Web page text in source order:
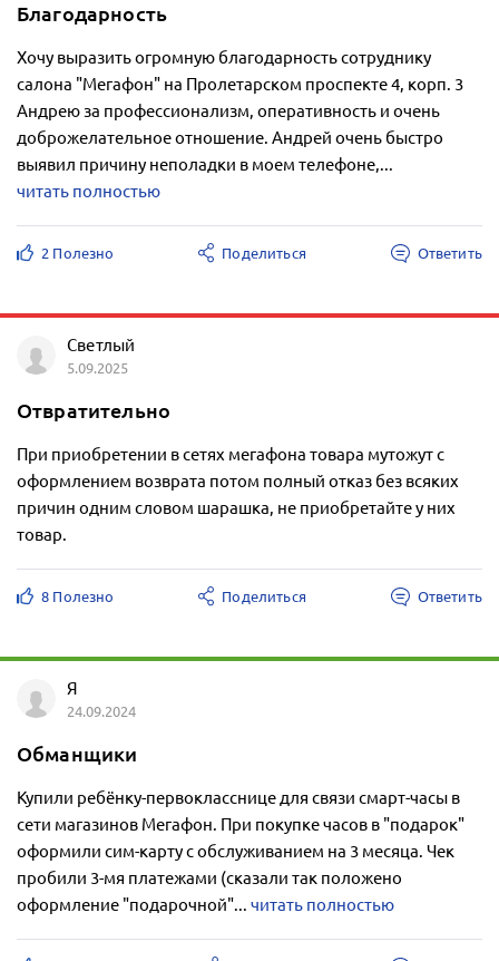
Благодарность
Хочу выразить огромную благодарность сотруднику
салона "Мегафон" на Пролетарском проспекте 4, корп. 3
Андрею за профессионализм, оперативность и очень
доброжелательное отношение. Андрей очень быстро
выявил причину неполадки в моем телефоне,...
читать полностью
2 Полезно Поделиться Ответить
Светлый
5.09.2025
Отвратительно
При приобретении в сетях мегафона товара мутожут с
оформлением возврата потом полный отказ без всяких
причин одним словом шарашка, не приобретайте у них
товар.
8 Полезно Поделиться Ответить
Я
24.09.2024
Обманщики
Купили ребёнку-первокласснице для связи смарт-часы в
сети магазинов Мегафон. При покупке часов в "подарок"
оформили сим-карту с обслуживанием на 3 месяца. Чек
пробили 3-мя платежами (сказали так положено
оформление "подарочной"... читать полностью